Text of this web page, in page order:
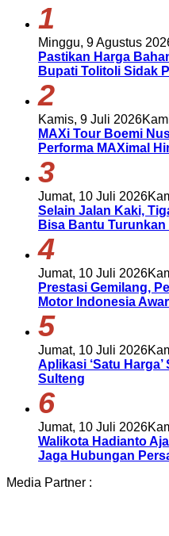
1
Minggu, 9 Agustus
Pastikan Harga
Bupati Tolitoli Sidak
2
Kamis, 9 Juli 2026
MAXi Tour Boemi
Performa MAXimal
3
Jumat, 10 Juli 2026
Selain Jalan Kaki,
Bisa Bantu
4
Jumat, 10 Juli 2026
Prestasi Gemilang,
Motor Indonesia
5
Jumat, 10 Juli 2026
Aplikasi ‘Satu
Sulteng
6
Jumat, 10 Juli 2026
Walikota Hadianto
Jaga Hubungan
Media Partner :